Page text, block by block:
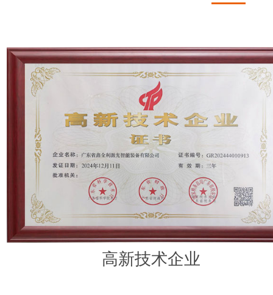
高新技术企业